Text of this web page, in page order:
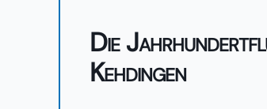
Die
Kehdingen